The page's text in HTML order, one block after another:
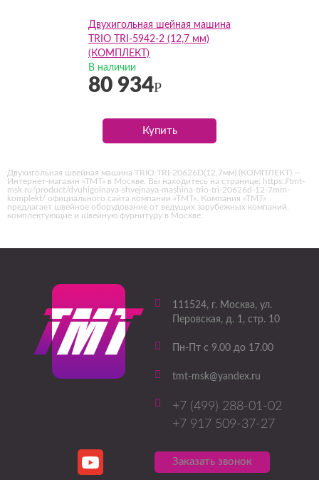
Двухигольная шейная машина
TRIO TRI-5942-2 (12,7 мм)
(КОМПЛЕКТ)
В наличии
80 934Р
Купить
Двухигольная швейная машина TRIO TRI-20626D(12,7мм) (КОМПЛЕКТ) —
Интернет-магазин «ТМТ» в Москве. Вы находитесь на странице: https://tmt-
msk.ru/product/dvuhigolnaya-shvejnaya-mashina-trio-tri-20626d-12-7mm-
komplekt/ официального сайта компании «ТМТ». Компания «ТМТ»
предлагает швейное оборудование от ведущих зарубежных компаний,
комплектующие и швейную фурнитуру в Москве.
111524, г. Москва, ул.
Перовская, д. 1, стр. 10
Пн-Пт с 9.00 до 17.00
tmt-msk@yandex.ru
+7 (499) 288-01-02
+7 917 509-37-27
Заказать звонок